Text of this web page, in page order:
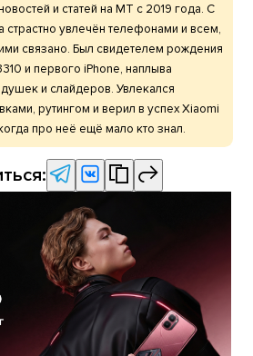
и статей на МТ с 2019 года. С
страстно увлечён телефонами и всем,
связано. Был свидетелем рождения
и первого iPhone, наплыва
и слайдеров. Увлекался
рутингом и верил в успех Xiaomi
про неё ещё мало кто знал.